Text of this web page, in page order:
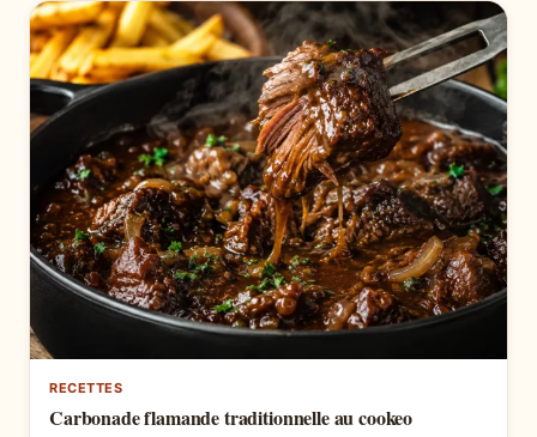
RECETTES
Carbonade flamande traditionnelle au cookeo